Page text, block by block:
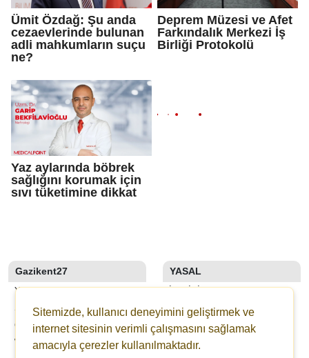
Ümit Özdağ: Şu anda
cezaevlerinde bulunan
adli mahkumların suçu
ne?
Deprem Müzesi ve Afet
Farkındalık Merkezi İş
Birliği Protokolü
Yaz aylarında böbrek
sağlığını korumak için
sıvı tüketimine dikkat
Gazikent27
YAZARLAR
SON DAKİKA
GALERİLER
WEBTV
YASAL
İLETIŞIM
KÜNYE
YAYIN İLKELERI
KURALLAR
Sitemizde, kullanıcı deneyimini geliştirmek ve
internet sitesinin verimli çalışmasını sağlamak
amacıyla çerezler kullanılmaktadır.